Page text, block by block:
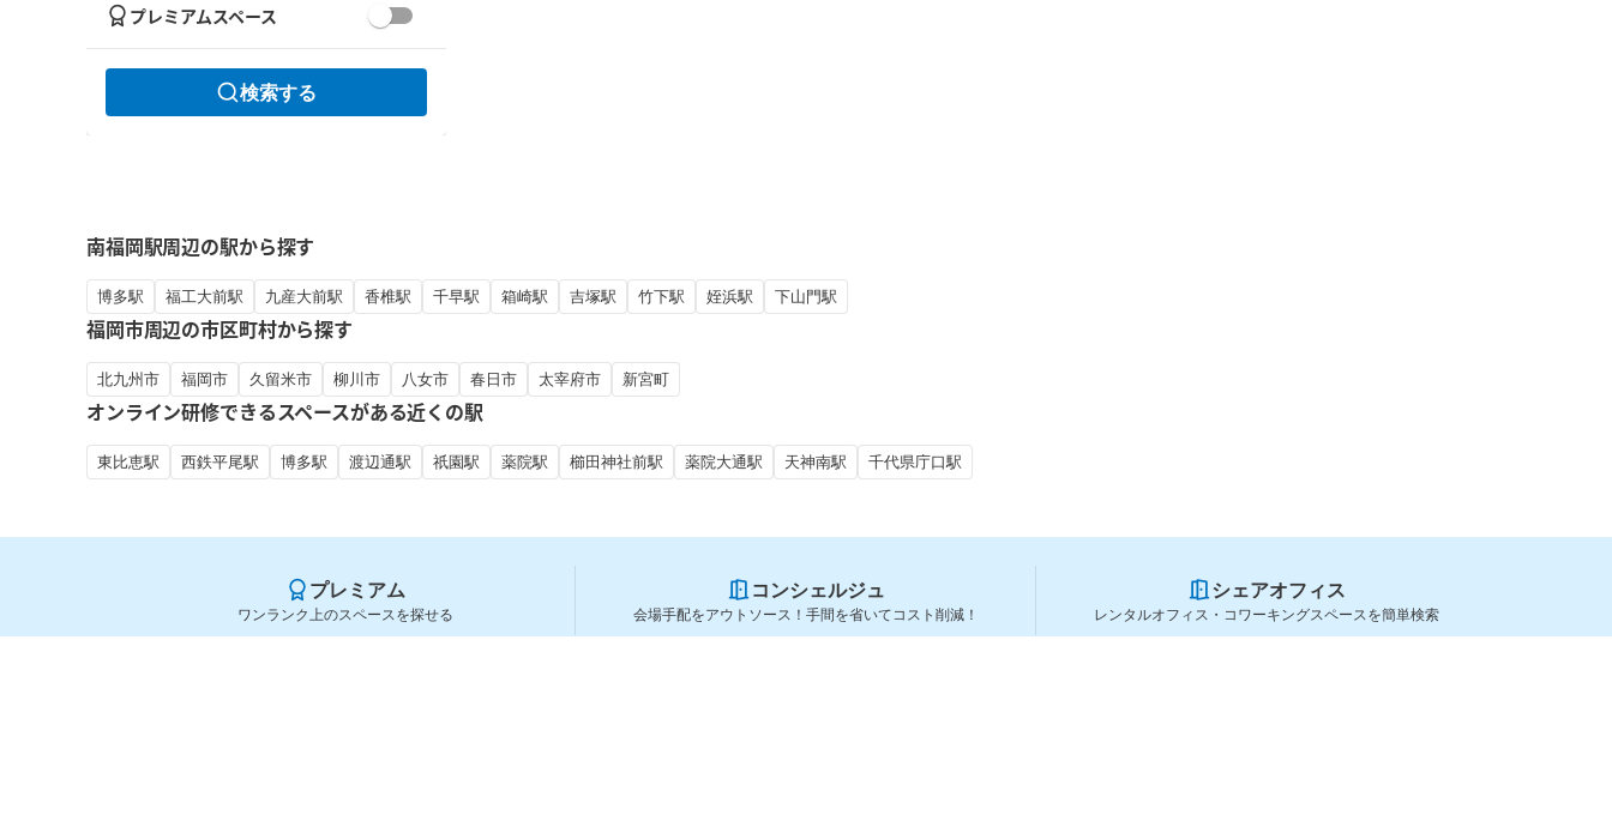
プレミアムスペース
検索する
南福岡駅周辺の駅から探す
博多駅 福工大前駅 九産大前駅 香椎駅 千早駅 箱崎駅 吉塚駅 竹下駅 姪浜駅 下山門駅
福岡市周辺の市区町村から探す
北九州市 福岡市 久留米市 柳川市 八女市 春日市 太宰府市 新宮町
オンライン研修できるスペースがある近くの駅
東比恵駅 西鉄平尾駅 博多駅 渡辺通駅 祇園駅 薬院駅 櫛田神社前駅 薬院大通駅 天神南駅 千代県庁口駅
プレミアム
ワンランク上のスペースを探せる
コンシェルジュ
会場手配をアウトソース！手間を省いてコスト削減！
シェアオフィス
レンタルオフィス・コワーキングスペースを簡単検索